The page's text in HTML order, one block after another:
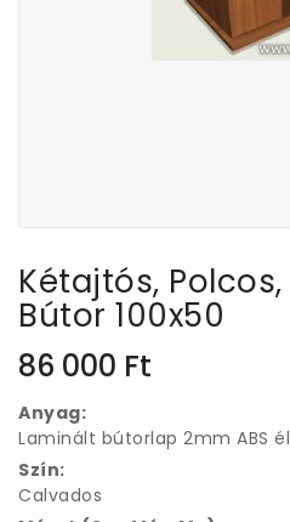
Kétajtós,
Bútor 100x50
86 000 Ft
Anyag:
Laminált bútorlap 2mm ABS
Szín:
Calvados